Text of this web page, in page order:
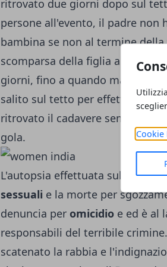
Cookie
ritrovato due giorni dopo sul
persone all'evento, il padre non
bambina se non al termine
scomparsa della figlia alle
giorni, fino a quando martedì
salito sul tetto per effettuare
ritrovato il cadavere seminudo
gola.
L'autopsia effettuata sul corpo
sessuali e la morte per
denuncia per omicidio e ed è al
responsabili del terribile
scatenato la rabbia e